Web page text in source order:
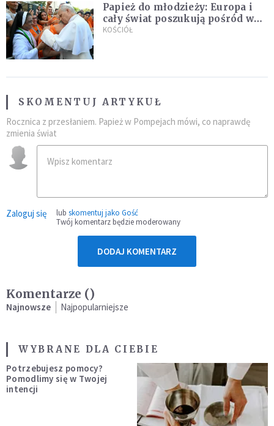
Papież do młodzieży: Europa i
cały świat poszukują pośród was
nowych świętych
KOŚCIÓŁ
SKOMENTUJ ARTYKUŁ
Rocznica z przesłaniem. Papież w Pompejach mówi, co naprawdę
zmienia świat
Zaloguj się lub skomentuj jako Gość
Twój komentarz będzie moderowany
DODAJ KOMENTARZ
Komentarze ()
Najnowsze Najpopularniejsze
WYBRANE DLA CIEBIE
Potrzebujesz pomocy?
Pomodlimy się w Twojej
intencji